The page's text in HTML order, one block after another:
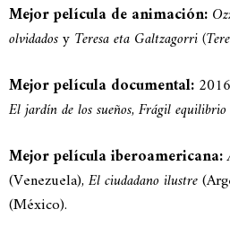
Mejor película de animación:
olvidadosy Teresa eta Galtzagorri
Mejor película documental:
El jardín de los sueños, Frágil equilibrio
Mejor película iberoamericana:
(Venezuela), El ciudadano ilustre
(México).